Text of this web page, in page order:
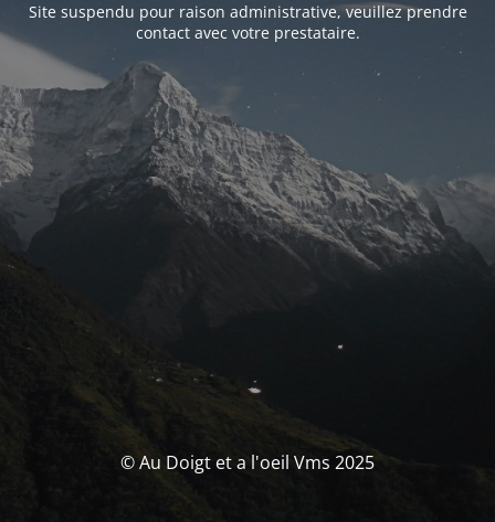
Site suspendu pour raison administrative, veuillez prendre
contact avec votre prestataire.
© Au Doigt et a l'oeil Vms 2025